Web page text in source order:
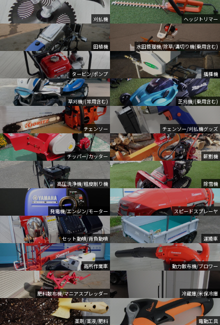
刈払機 ヘッジトリマー
田植機 水田管理機/除草/溝切り機(乗用含む)
タービン/ポンプ 播種機
草刈機/(常用含む) 芝刈機/(乗用含む)
チェンソー チェンソー/刈払機グッズ
チッパー/カッター 薪割機
高圧洗浄機/粗皮削り機 除雪機
発電機/エンジン/モーター スピードスプレーヤ
セット動噴/背負動噴 運搬車
高所作業車 動力散布機/ブロワー
肥料散布機/マニアスプレッダー 冷蔵庫/米保冷庫
薬剤/薬液/肥料 電動工具